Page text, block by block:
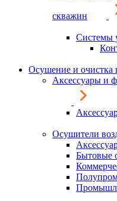
скважин
Системы
Осушение и очистка
Аксессуары и
Осушители
Бытовые